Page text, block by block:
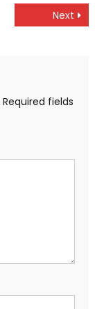
Next
Required fields